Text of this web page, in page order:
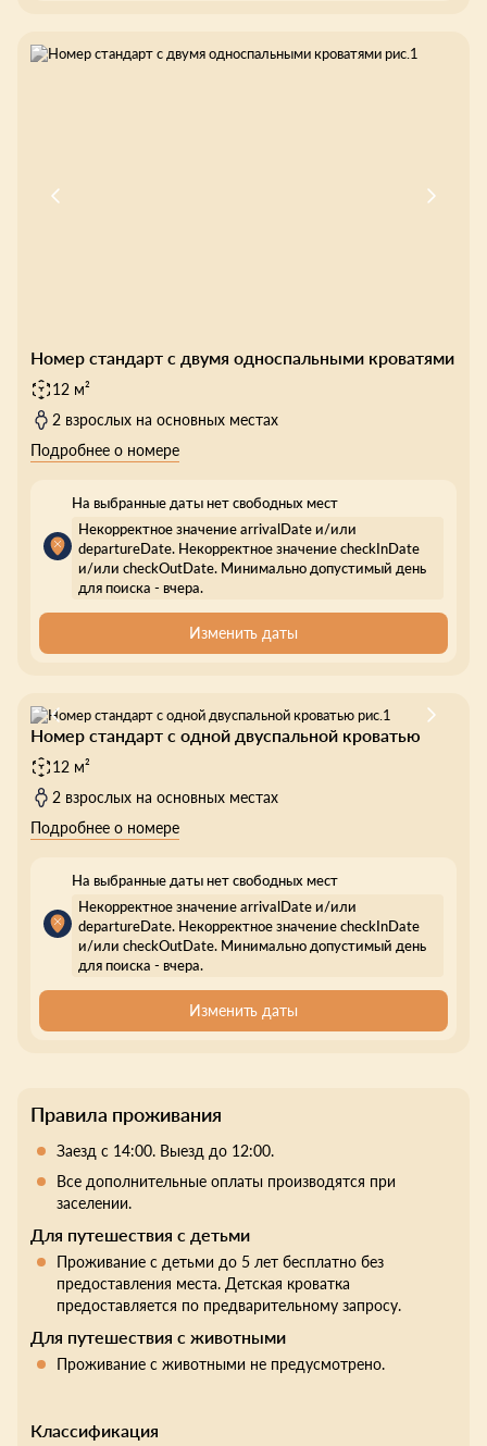
Номер стандарт с двумя односпальными кроватями
12 м²
2 взрослых на основных местах
Подробнее о номере
На выбранные даты нет свободных мест
Некорректное значение arrivalDate и/или
departureDate. Некорректное значение checkInDate
и/или checkOutDate. Минимально допустимый день
для поиска - вчера.
Изменить даты
Номер стандарт с одной двуспальной кроватью
12 м²
2 взрослых на основных местах
Подробнее о номере
На выбранные даты нет свободных мест
Некорректное значение arrivalDate и/или
departureDate. Некорректное значение checkInDate
и/или checkOutDate. Минимально допустимый день
для поиска - вчера.
Изменить даты
Правила проживания
Заезд с 14:00. Выезд до 12:00.
Все дополнительные оплаты производятся при
заселении.
Для путешествия с детьми
Проживание с детьми до 5 лет бесплатно без
предоставления места. Детская кроватка
предоставляется по предварительному запросу.
Для путешествия с животными
Проживание с животными не предусмотрено.
Классификация